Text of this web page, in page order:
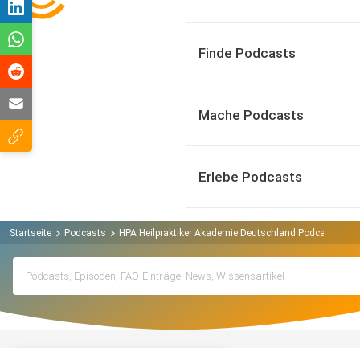
Finde Podcasts
Mache Podcasts
Erlebe Podcasts
Startseite Podcasts HPA Heilpraktiker Akademie Deutschland Podcast